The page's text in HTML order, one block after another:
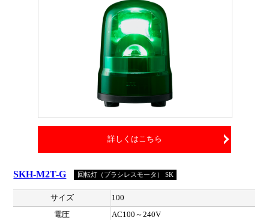
詳しくはこちら
SKH-M2T-G 回転灯（ブラシレスモータ） SK
サイズ
100
電圧
AC100～240V